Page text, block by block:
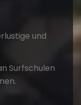
und
Surfschulen